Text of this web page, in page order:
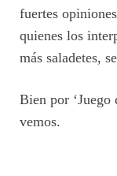
fuertes
quienes los
más saladetes,
Bien por ‘Juego
vemos.